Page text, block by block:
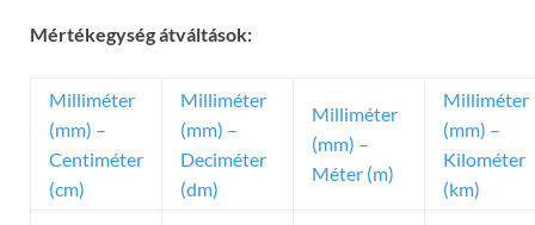
Mértékegység átváltások:
Milliméter
(mm) –
Centiméter
(cm)
Milliméter
(mm) –
Deciméter
(dm)
Milliméter
(mm) –
Méter (m)
Milliméter
(mm) –
Kilométer
(km)